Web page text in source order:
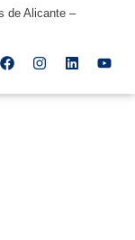
de Alicante –